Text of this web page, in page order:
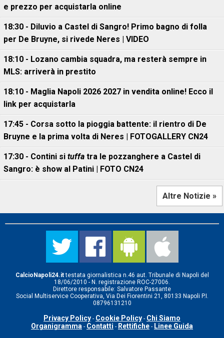
e prezzo per acquistarla online
18:30 - Diluvio a Castel di Sangro! Primo bagno di folla
per De Bruyne, si rivede Neres | VIDEO
18:10 - Lozano cambia squadra, ma resterà sempre in
MLS: arriverà in prestito
18:10 - Maglia Napoli 2026 2027 in vendita online! Ecco il
link per acquistarla
17:45 - Corsa sotto la pioggia battente: il rientro di De
Bruyne e la prima volta di Neres | FOTOGALLERY CN24
17:30 - Contini si tuffa tra le pozzanghere a Castel di
Sangro: è show al Patini | FOTO CN24
Altre Notizie »
CalcioNapoli24.ittestata giornalistica n.46 aut. Tribunale di Napoli del
18/06/2010 - N. registrazione ROC-27006.
Direttore responsabile: Salvatore Passante
Social Multiservice Cooperativa, Via Dei Fiorentini 21, 80133 Napoli P.I.
08796131210
Privacy Policy - Cookie Policy - Chi Siamo
Organigramma - Contatti - Rettifiche - Linee Guida